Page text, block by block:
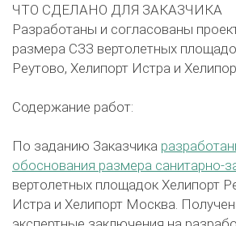
ЧТО СДЕЛАНО ДЛЯ ЗАКАЗЧИКА
Разработаны и согласованы
размера СЗЗ вертолетных
Реутово, Хелипорт Истра и
Содержание работ:
По заданию Заказчика
обоснования размера санитарно-
вертолетных площадок Хелипорт
Истра и Хелипорт Москва.